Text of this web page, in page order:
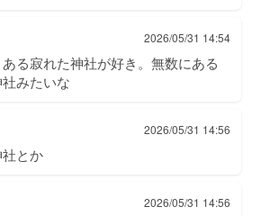
2026/05/31 14:54
る寂れた神社が好き。無数にある
みたいな
2026/05/31 14:56
とか
2026/05/31 14:56